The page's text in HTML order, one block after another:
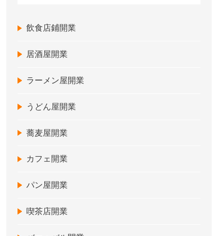
飲食店鋪開業
居酒屋開業
ラーメン屋開業
うどん屋開業
蕎麦屋開業
カフェ開業
パン屋開業
喫茶店開業